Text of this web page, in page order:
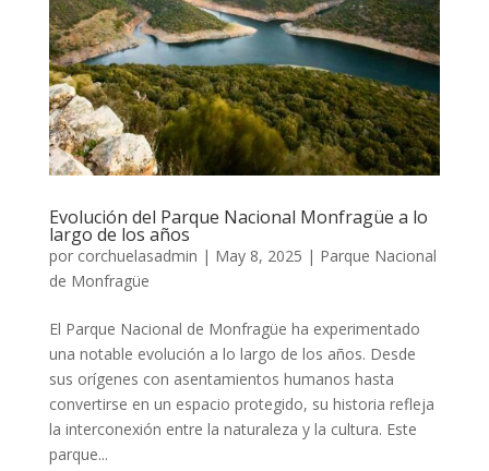
Evolución del Parque Nacional Monfragüe a lo
largo de los años
por corchuelasadmin | May 8, 2025 | Parque Nacional
de Monfragüe
El Parque Nacional de Monfragüe ha experimentado
una notable evolución a lo largo de los años. Desde
sus orígenes con asentamientos humanos hasta
convertirse en un espacio protegido, su historia refleja
la interconexión entre la naturaleza y la cultura. Este
parque...